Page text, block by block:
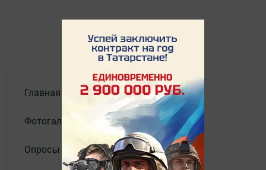
Главная
Фотогалереи
Опросы